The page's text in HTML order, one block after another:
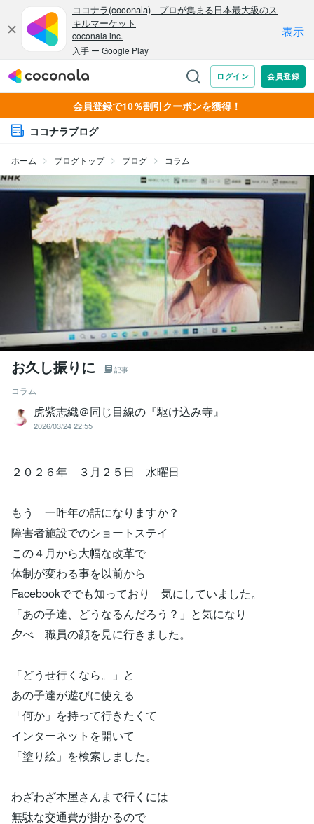
会員登録で10％割引クーポンを獲得！
ココナラブログ
ホーム ブログトップ ブログ コラム
お久し振りに 記事
コラム
虎紫志織＠同じ目線の『駆け込み寺』
2026/03/24 22:55
２０２６年 ３月２５日 水曜日
もう 一昨年の話になりますか？
障害者施設でのショートステイ
この４月から大幅な改革で
体制が変わる事を以前から
Facebookででも知っており 気にしていました。
「あの子達、どうなるんだろう？」と気になり
夕べ 職員の顔を見に行きました。
「どうせ行くなら。」と
あの子達が遊びに使える
「何か」を持って行きたくて
インターネットを開いて
「塗り絵」を検索しました。
わざわざ本屋さんまで行くには
無駄な交通費が掛かるので